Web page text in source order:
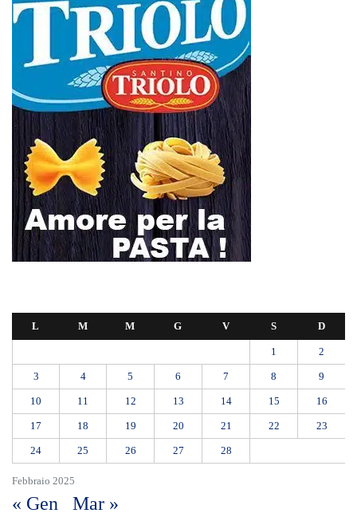
Febbraio 2025
L M M G V S D
1 2
3 4 5 6 7 8 9
10 11 12 13 14 15 16
17 18 19 20 21 22 23
24 25 26 27 28
« Gen Mar »